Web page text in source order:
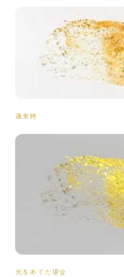
通常時
光をあてた場合